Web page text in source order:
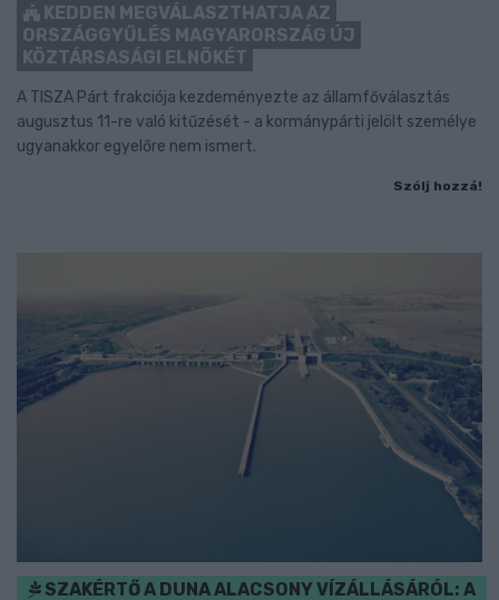
KEDDEN MEGVÁLASZTHATJA AZ
ORSZÁGGYŰLÉS MAGYARORSZÁG ÚJ
KÖZTÁRSASÁGI ELNÖKÉT
A TISZA Párt frakciója kezdeményezte az államfőválasztás
augusztus 11-re való kitűzését - a kormánypárti jelölt személye
ugyanakkor egyelőre nem ismert.
Szólj hozzá!
SZAKÉRTŐ A DUNA ALACSONY VÍZÁLLÁSÁRÓL: A